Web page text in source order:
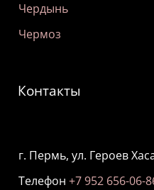
Чердынь
Чермоз
Контакты
г. Пермь, ул. Героев
Телефон +7 952 656-06-